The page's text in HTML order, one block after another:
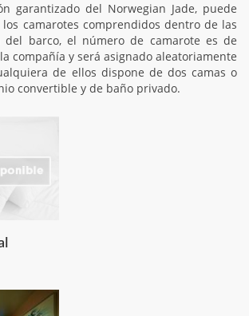
garantizado del Norwegian Jade, puede
camarotes comprendidos dentro de las
del barco, el número de camarote es de
compañía y será asignado aleatoriamente
de ellos dispone de dos camas o
convertible y de baño privado.